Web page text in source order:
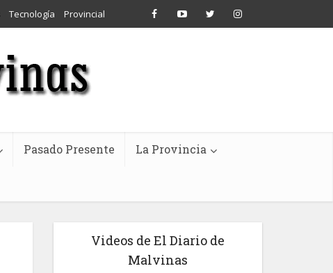
Tecnología Provincial
Pasado Presente La Provincia
Videos de El Diario de
Malvinas